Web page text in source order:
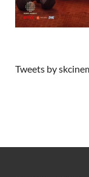
Tweets by